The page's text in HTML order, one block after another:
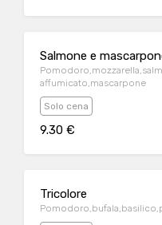
Salmone e
affumicato,mascarpone
Solo cena
9.30 €
Tricolore